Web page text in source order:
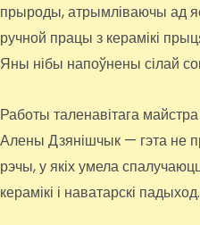
прыроды, атрымліваючы ад
ручной працы з керамікі
Яны нібы напоўнены сілай
Работы таленавітага
Алены Дзянішчык — гэта не
рэчы, у якіх умела
керамікі і наватарскі падыход.